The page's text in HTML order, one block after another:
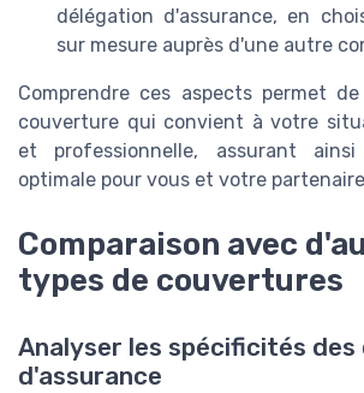
délégation d'assurance, en
sur mesure auprès d'une autre
Comprendre ces aspects permet
couverture qui convient à votre
et professionnelle, assurant
optimale pour vous et votre
Comparaison avec
types de couvertures
Analyser les spécificités
d'assurance